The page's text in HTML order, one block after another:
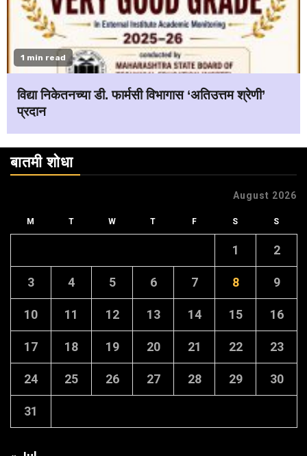
1 min read
विद्या निकेतनच्या डी. फार्मसी विभागास ‘अतिउत्तम श्रेणी’
प्रदान
बातमी शोधा
August 2026
M T W T F S S
1 2
3 4 5 6 7 8 9
10 11 12 13 14 15 16
17 18 19 20 21 22 23
24 25 26 27 28 29 30
31